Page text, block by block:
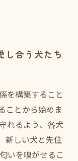
し合う犬たち
を構築すること
ことから始めま
れるよう、各犬
新しい犬と先住
いを嗅がせるこ